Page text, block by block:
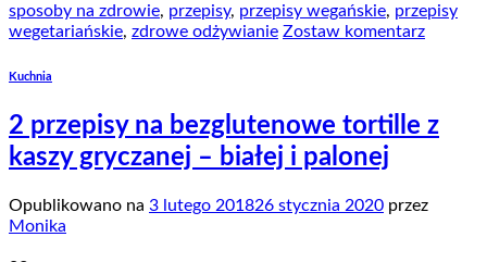
sposoby na zdrowie, przepisy, przepisy wegańskie, przepisy
wegetariańskie, zdrowe odżywianie Zostaw komentarz
Kuchnia
2 przepisy na bezglutenowe tortille z
kaszy gryczanej – białej i palonej
Opublikowano na 3 lutego 201826 stycznia 2020 przez
Monika